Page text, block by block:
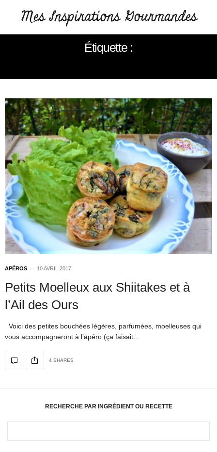
Étiquette :
APÉROS 10 AVRIL 2017
Petits Moelleux aux Shiitakes et à
l’Ail des Ours
Voici des petites bouchées légères, parfumées, moelleuses qui
vous accompagneront à l’apéro (ça faisait…
4 SHARES
RECHERCHE PAR INGRÉDIENT OU RECETTE